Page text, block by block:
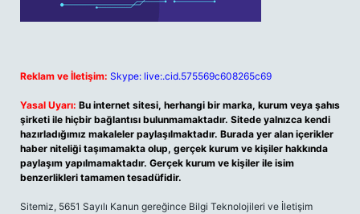
Reklam ve İletişim: Skype: live:.cid.575569c608265c69
Yasal Uyarı: Bu internet sitesi, herhangi bir marka, kurum veya şahıs
şirketi ile hiçbir bağlantısı bulunmamaktadır. Sitede yalnızca kendi
hazırladığımız makaleler paylaşılmaktadır. Burada yer alan içerikler
haber niteliği taşımamakta olup, gerçek kurum ve kişiler hakkında
paylaşım yapılmamaktadır. Gerçek kurum ve kişiler ile isim
benzerlikleri tamamen tesadüfidir.
Sitemiz, 5651 Sayılı Kanun gereğince Bilgi Teknolojileri ve İletişim